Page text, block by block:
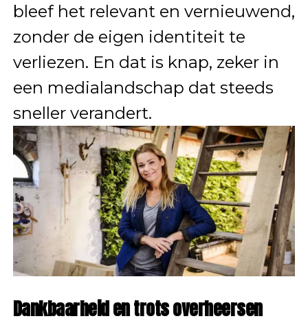
bleef het relevant en vernieuwend,
zonder de eigen identiteit te
verliezen. En dat is knap, zeker in
een medialandschap dat steeds
sneller verandert.
Dankbaarheid en trots overheersen